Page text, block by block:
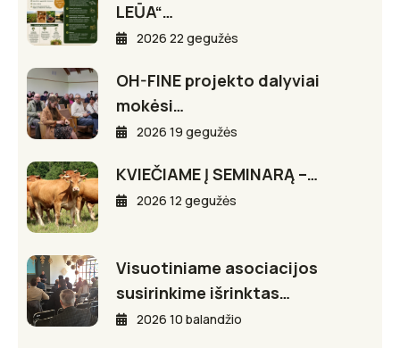
LEŪA“…
2026 22 gegužės
OH-FINE projekto dalyviai
mokėsi…
2026 19 gegužės
KVIEČIAME Į SEMINARĄ –…
2026 12 gegužės
Visuotiniame asociacijos
susirinkime išrinktas…
2026 10 balandžio